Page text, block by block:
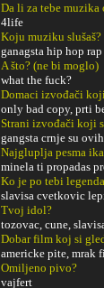
Da li za tebe
4life
Koju muziku slušaš?
ganagsta hip hop rap
A što? (ne bi moglo)
what the fuck?
Domaci izvođači
only bad copy, prti
Strani izvođači koji
gangsta crnje su
Najgluplja pesma
minela ti propadas
Ko je po tebi
slavisa cvetkovic
Tvoj idol?
tozovac, cune,
Dobar film koj si
americke pite, mrak
Omiljeno pivo?
vajfert